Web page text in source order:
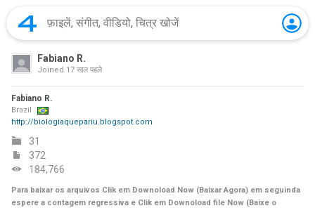
Fabiano R.
Joined 17 साल पहले
Fabiano R.
Brazil
http://biologiaquepariu.blogspot.com
31
372
184,766
Para baixar os arquivos Clik em Downoload Now (Baixar Agora) em seguinda
espere a contagem regressiva e Clik em Downoload file Now (Baixe o